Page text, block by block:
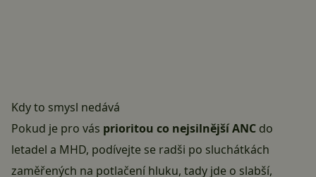
Kdy to smysl nedává
Pokud je pro vás prioritou co nejsilnější ANC do
letadel a MHD, podívejte se radši po sluchátkách
zaměřených na potlačení hluku, tady jde o slabší,